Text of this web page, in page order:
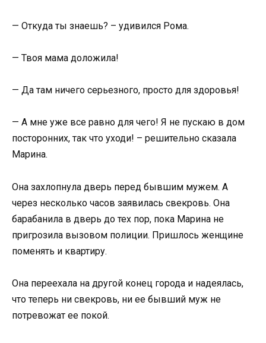
— Откуда ты знаешь? – удивился Рома.
— Твоя мама доложила!
— Да там ничего серьезного, просто для здоровья!
— А мне уже все равно для чего! Я не пускаю в дом
посторонних, так что уходи! – решительно сказала
Марина.
Она захлопнула дверь перед бывшим мужем. А
через несколько часов заявилась свекровь. Она
барабанила в дверь до тех пор, пока Марина не
пригрозила вызовом полиции. Пришлось женщине
поменять и квартиру.
Она переехала на другой конец города и надеялась,
что теперь ни свекровь, ни ее бывший муж не
потревожат ее покой.